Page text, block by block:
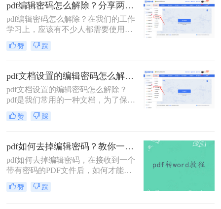
pdf编辑密码怎么解除？分享两种解除密码的方法！
pdf编辑密码怎么解除？在我们的工作
学习上，应该有不少人都需要使用到
PDF文件格式，毕竟这个格式它兼容
性较广，且不易编辑，能较好的保存
被人随意查看，都会选择给文档加
密，今天就来教大家二种方法，轻松
给PDF文档加密。
赞 踩
pdf文档设置的编辑密码怎么解除？分享几个解密方法！
pdf文档设置的编辑密码怎么解除？
pdf是我们常用的一种文档，为了保护
pdf文档的信息安全，很多人会将pdf
文档进行加密。但是如果你需要对pdf
时候应该怎么办呢？这个时候就需要
对文档进行解除密码保护的操作了。
在这种情况下，你可以采用一些方法
来解决这个问题。下面就给大家介绍
三种解除pdf密码保护的方法。
赞 踩
pdf如何去掉编辑密码？教你一种解除密码的在线方法！
pdf如何去掉编辑密码，在接收到一个
带有密码的PDF文件后，如何才能解
除文件中的密码？在当今这个互联网
时代下，必须随时具备防范意识来维
赞 踩